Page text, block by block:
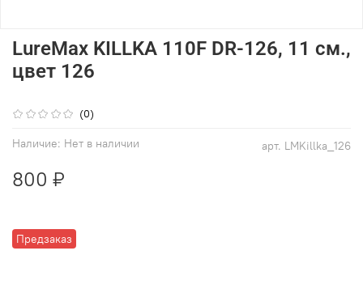
(0)
арт. LMKillka_126
Наличие: Нет в наличии
Предзаказ
LureMax KILLKA 110F DR-126, 11 см.,
цвет 126
800 ₽